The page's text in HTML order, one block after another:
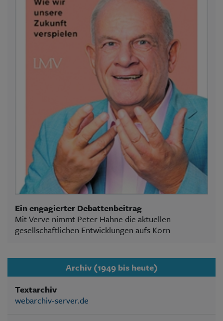
Ein engagierter Debattenbeitrag
Mit Verve nimmt Peter Hahne die aktuellen
gesellschaftlichen Entwicklungen aufs Korn
Archiv (1949 bis heute)
Textarchiv
webarchiv-server.de